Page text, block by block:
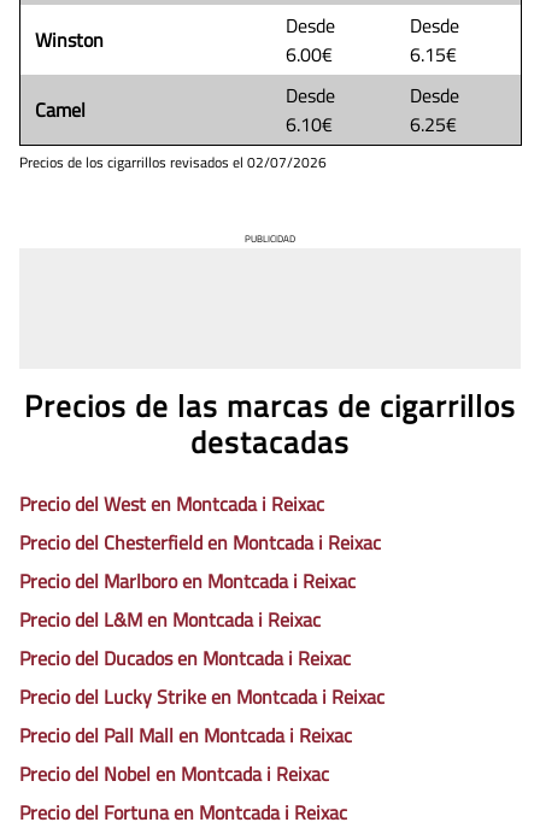
Winston
Desde
6.00€
Desde
6.15€
Camel
Desde
6.10€
Desde
6.25€
Precios de los cigarrillos revisados el 02/07/2026
PUBLICIDAD
Precios de las marcas de cigarrillos
destacadas
Precio del West en Montcada i Reixac
Precio del Chesterfield en Montcada i Reixac
Precio del Marlboro en Montcada i Reixac
Precio del L&M en Montcada i Reixac
Precio del Ducados en Montcada i Reixac
Precio del Lucky Strike en Montcada i Reixac
Precio del Pall Mall en Montcada i Reixac
Precio del Nobel en Montcada i Reixac
Precio del Fortuna en Montcada i Reixac